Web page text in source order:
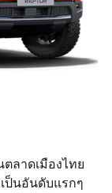
ลาดเมืองไทย
ป็นอันดับแรกๆ